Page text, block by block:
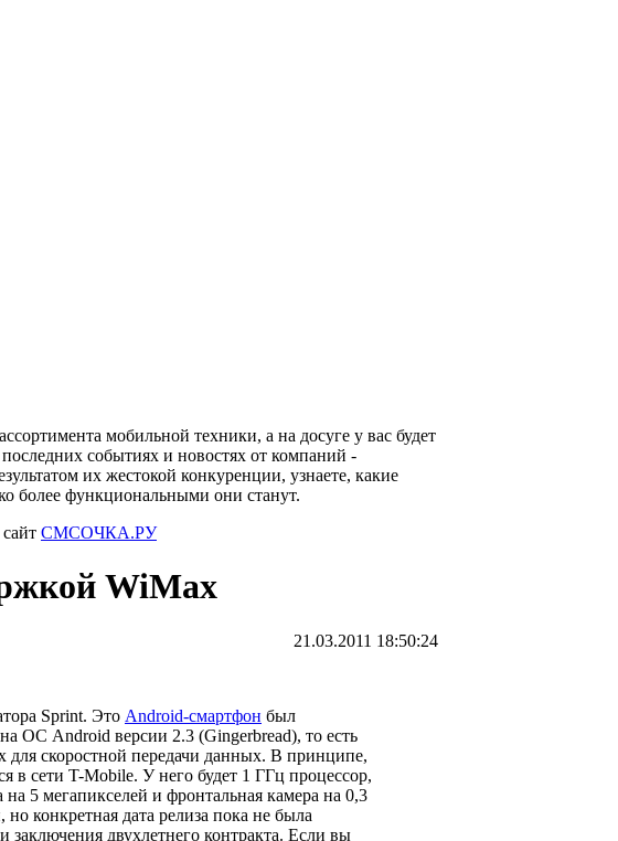
мобильной техники, а на досуге у вас будет
событиях и новостях от компаний -
их жестокой конкуренции, узнаете, какие
более функциональными они станут.
СМСОЧКА.РУ
WiMax
21.03.2011 18:50:24
Sprint. Это Android-смартфон был
ОС Android версии 2.3 (Gingerbread), то есть
для скоростной передачи данных. В принципе,
в сети T-Mobile. У него будет 1 ГГц процессор,
5 мегапикселей и фронтальная камера на 0,3
конкретная дата релиза пока не была
двухлетнего контракта. Если вы